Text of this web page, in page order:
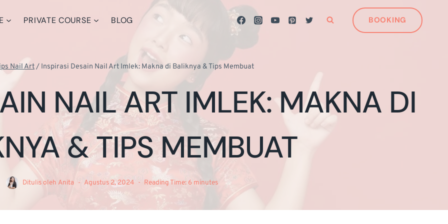
PRIVATE COURSE BLOG BOOKING
Nail Art/ Inspirasi Desain Nail Art Imlek: Makna di Baliknya & Tips Membuat
NAIL ART IMLEK: MAKNA DI
& TIPS MEMBUAT
Ditulis oleh Anita Agustus 2, 2024 Reading Time: 6 minutes